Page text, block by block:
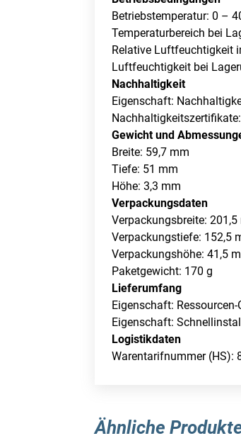
Betriebstemperatur: 0 –
Temperaturbereich bei
Relative Luftfeuchtigkeit
Luftfeuchtigkeit bei
Nachhaltigkeit
Eigenschaft:
Gewicht und
Breite: 59,7 mm
Tiefe: 51 mm
Höhe: 3,3 mm
Verpackungsdaten
Verpackungsbreite: 201,5
Verpackungstiefe: 152,5
Verpackungshöhe: 41,5
Paketgewicht: 170 g
Lieferumfang
Eigenschaft: Ressourcen-
Eigenschaft:
Logistikdaten
Warentarifnummer (HS):
Ähnliche